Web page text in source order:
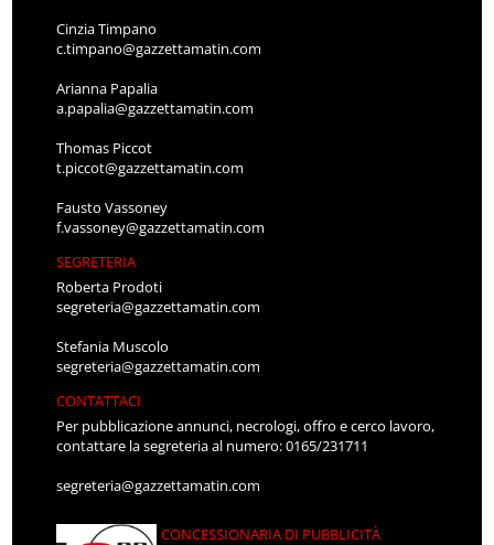
Cinzia Timpano
c.timpano@gazzettamatin.com
Arianna Papalia
a.papalia@gazzettamatin.com
Thomas Piccot
t.piccot@gazzettamatin.com
Fausto Vassoney
f.vassoney@gazzettamatin.com
SEGRETERIA
Roberta Prodoti
segreteria@gazzettamatin.com
Stefania Muscolo
segreteria@gazzettamatin.com
CONTATTACI
Per pubblicazione annunci, necrologi, offro e cerco lavoro,
contattare la segreteria al numero: 0165/231711
segreteria@gazzettamatin.com
CONCESSIONARIA DI PUBBLICITÀ